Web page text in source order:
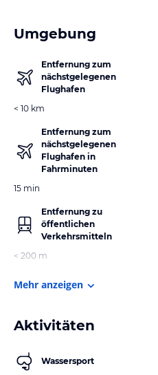
Umgebung
Entfernung zum
nächstgelegenen
Flughafen
< 10 km
Entfernung zum
nächstgelegenen
Flughafen in
Fahrminuten
15 min
Entfernung zu
öffentlichen
Verkehrsmitteln
< 200 m
Mehr anzeigen
Aktivitäten
Wassersport